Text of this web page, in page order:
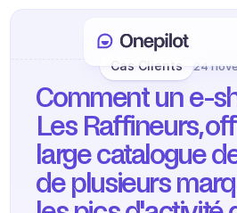
Connexion
Select
Prendre
Cas Clients 24
Comment un e-
Les Raffineurs,
large catalogue
de plusieurs